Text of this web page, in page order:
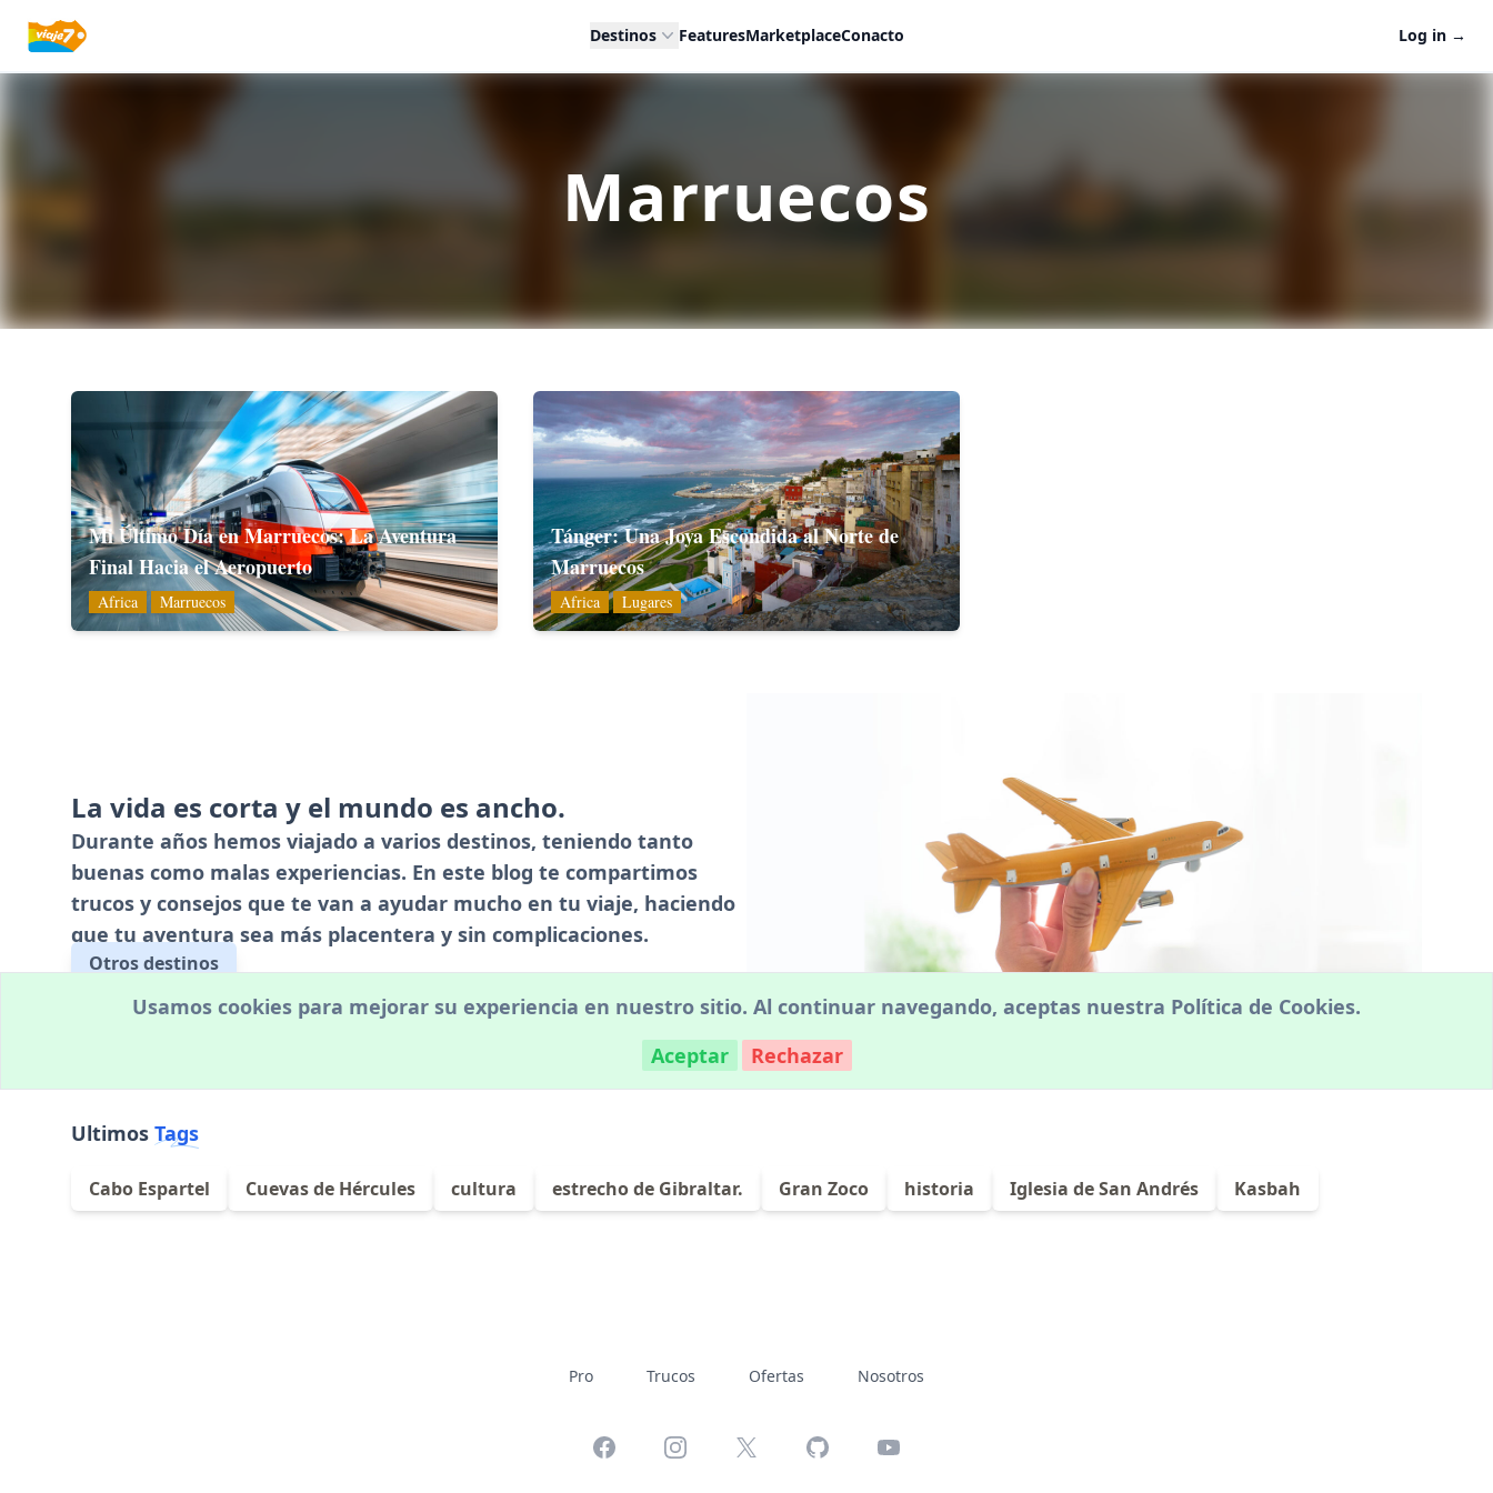
Your Company Destinos FeaturesMarketplaceConacto Log in →
Marruecos
Mi Último Día en Marruecos: La Aventura
Final Hacia el Aeropuerto
Africa Marruecos
Tánger: Una Joya Escondida al Norte de
Marruecos
Africa Lugares
La vida es corta y el mundo es ancho.
Durante años hemos viajado a varios destinos, teniendo tanto
buenas como malas experiencias. En este blog te compartimos
trucos y consejos que te van a ayudar mucho en tu viaje, haciendo
que tu aventura sea más placentera y sin complicaciones.
Otros destinos
Ultimos Tags
Cabo Espartel Cuevas de Hércules cultura estrecho de Gibraltar. Gran Zoco historia Iglesia de San Andrés Kasbah
Pro Trucos Ofertas Nosotros
FacebookInstagram
X GitHub YouTube
Usamos cookies para mejorar su experiencia en nuestro sitio. Al continuar navegando, aceptas nuestra Política de Cookies.
Aceptar
Rechazar